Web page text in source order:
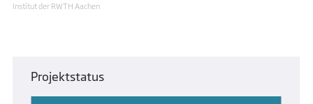
Institut der RWTH Aachen
Projektstatus